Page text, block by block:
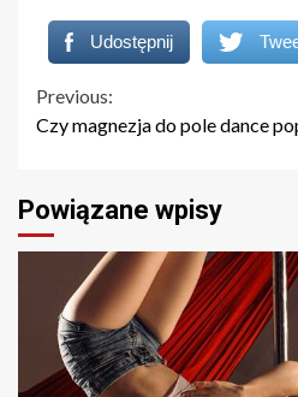
Udostępnij
Continue
Previous:
Czy magnezja do pole dance
Powiązane wpisy